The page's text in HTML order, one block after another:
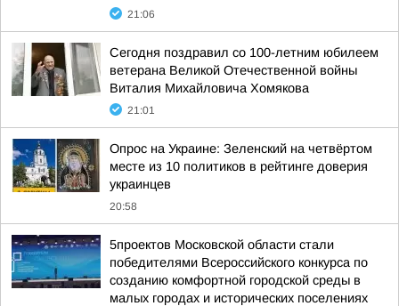
21:06
Сегодня поздравил со 100-летним юбилеем
ветерана Великой Отечественной войны
Виталия Михайловича Хомякова
21:01
Опрос на Украине: Зеленский на четвёртом
месте из 10 политиков в рейтинге доверия
украинцев
20:58
5проектов Московской области стали
победителями Всероссийского конкурса по
созданию комфортной городской среды в
малых городах и исторических поселениях